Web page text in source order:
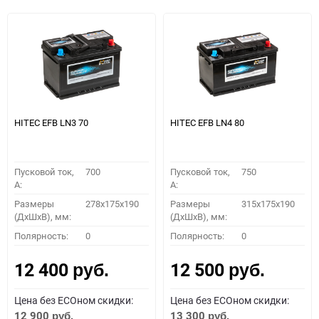
HITEC EFB LN3 70
Пусковой ток,
A:
700
Размеры
(ДхШхВ), мм:
278x175x190
Полярность: 0
12 400 руб.
Цена без ECOном скидки:
12 900 руб.
HITEC EFB LN4 80
Пусковой ток,
A:
750
Размеры
(ДхШхВ), мм:
315x175x190
Полярность: 0
12 500 руб.
Цена без ECOном скидки:
13 300 руб.